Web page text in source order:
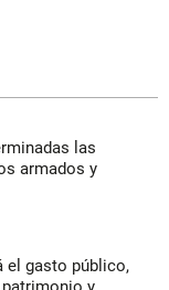
las
armados y
el gasto público,